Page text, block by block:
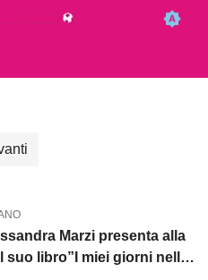
Marzi presenta alla
suo libro”I miei giorni nella